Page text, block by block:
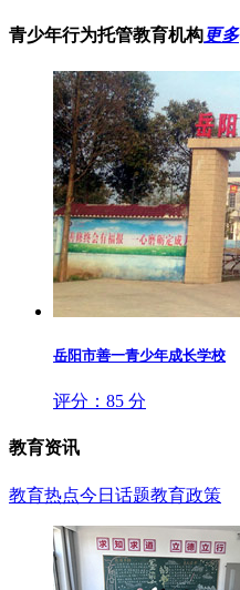
青少年行为托管教育机构更多
岳阳市善一青少年成长学校
评分：85 分
教育资讯
教育热点今日话题教育政策